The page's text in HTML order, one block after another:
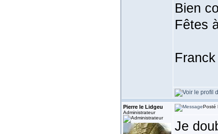
Bien
Fêtes
Franck
Pierre le Lidgeu
Administrateur
Posté
Je